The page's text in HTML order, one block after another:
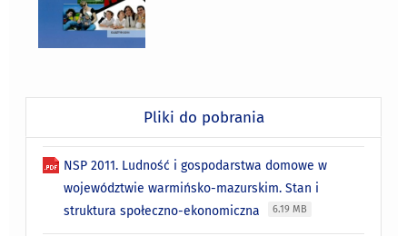
Pliki do pobrania
NSP 2011. Ludność i gospodarstwa domowe w
województwie warmińsko-mazurskim. Stan i
struktura społeczno-ekonomiczna
6.19 MB